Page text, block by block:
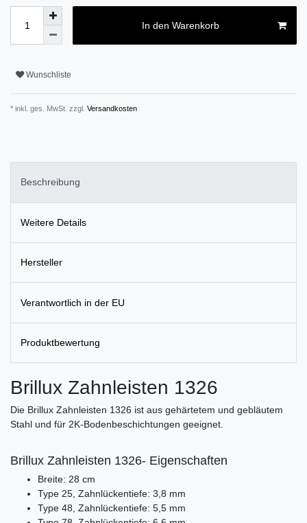
In den Warenkorb
Wunschliste
* inkl. ges. MwSt. zzgl. Versandkosten
Beschreibung
Weitere Details
Hersteller
Verantwortlich in der EU
Produktbewertung
Brillux Zahnleisten 1326
Die Brillux Zahnleisten 1326 ist aus gehärtetem und gebläutem
Stahl und für 2K-Bodenbeschichtungen geeignet.
Brillux Zahnleisten 1326- Eigenschaften
Breite: 28 cm
Type 25, Zahnlückentiefe: 3,8 mm
Type 48, Zahnlückentiefe: 5,5 mm